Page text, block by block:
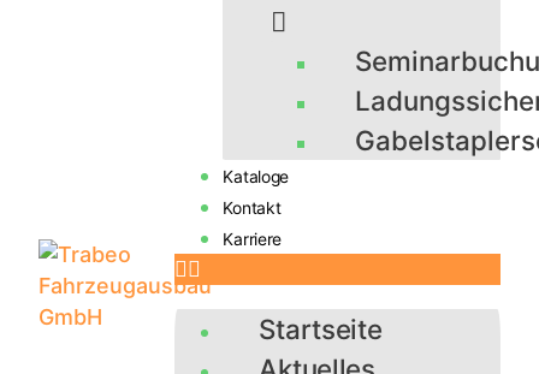
Kataloge
Kontakt
Karriere
Startseite